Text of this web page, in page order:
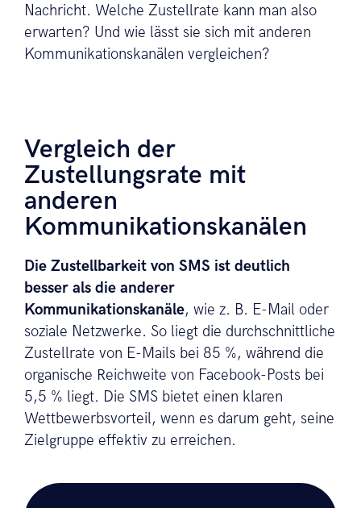
Nachricht. Welche Zustellrate kann man also
erwarten? Und wie lässt sie sich mit anderen
Kommunikationskanälen vergleichen?
Vergleich der
Zustellungsrate mit
anderen
Kommunikationskanälen
Die Zustellbarkeit von SMS ist deutlich
besser als die anderer
Kommunikationskanäle, wie z. B. E-Mail oder
soziale Netzwerke. So liegt die durchschnittliche
Zustellrate von E-Mails bei 85 %, während die
organische Reichweite von Facebook-Posts bei
5,5 % liegt. Die SMS bietet einen klaren
Wettbewerbsvorteil, wenn es darum geht, seine
Zielgruppe effektiv zu erreichen.